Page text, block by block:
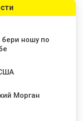
ношу по
Морган